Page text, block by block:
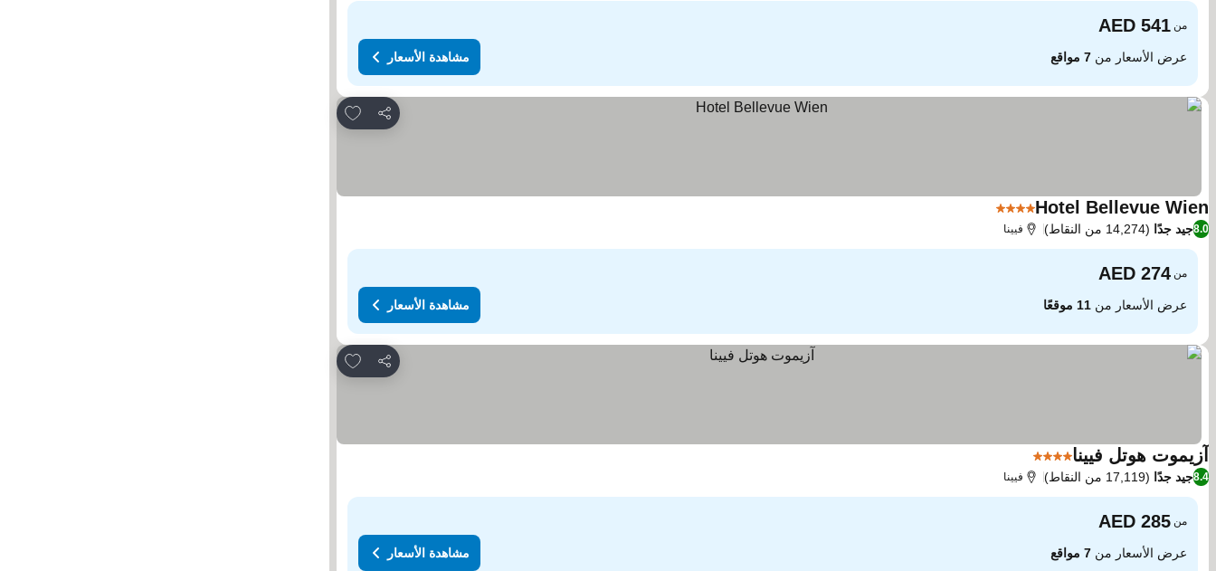
من
عرض الأسعار من 7 مواقع مشاهدة الأسعار
مشاركة
Add to favorites
Hotel Bellevue Wien4 عدد النجوم
8.0جيد جدًا (14,274 من النقاط) فيينا
من
عرض الأسعار من 11 موقعًا مشاهدة الأسعار
مشاركة
Add to favorites
آزيموت هوتل فيينا4 عدد النجوم
8.4جيد جدًا (17,119 من النقاط) فيينا
من
عرض الأسعار من 7 مواقع مشاهدة الأسعار